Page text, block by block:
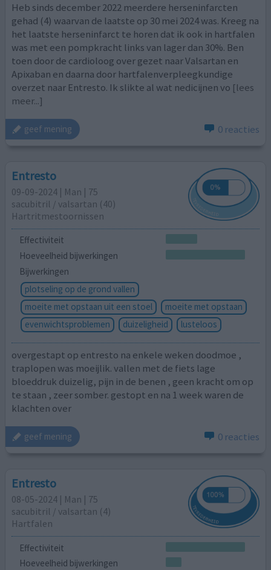
Heb sinds december 2022 meerdere herseninfarcten
gehad (4) waarvan de laatste op 30 mei 2024 was. Kreeg na
het laatste herseninfarct te horen dat ik ook in hartfalen
was met een pompkracht links van lager dan 30%. Ben
toen door de cardioloog over gezet naar Valsartan en
Apixaban en daarna door hartfalenverpleegkundige
overzet naar Entresto. Ik slikte al wat nedicijnen vo [lees
meer...]
geef mening 0 reacties
Entresto
09-09-2024 | Man | 75
sacubitril / ​valsartan (40)
Hartritmestoornissen
Effectiviteit
Hoeveelheid bijwerkingen
Bijwerkingen
plotseling op de grond vallen
moeite met opstaan uit een stoel
moeite met opstaan
evenwichtsproblemen
duizeligheid lusteloos
overgestapt op entresto na enkele weken doodmoe ,
traplopen was moeijlik. vallen met de fiets lage
bloeddruk duizelig, pijn in de benen , geen kracht om op
te staan , zeer somber. gestopt en na 1 week waren de
klachten over
geef mening 0 reacties
Entresto
08-05-2024 | Man | 75
sacubitril / ​valsartan (4)
Hartfalen
Effectiviteit
Hoeveelheid bijwerkingen